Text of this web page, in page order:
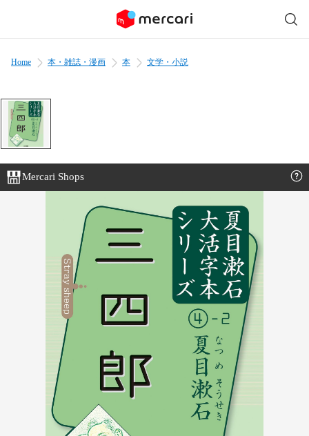
Home 本・雑誌・漫画 本 文学・小説
Mercari Shops